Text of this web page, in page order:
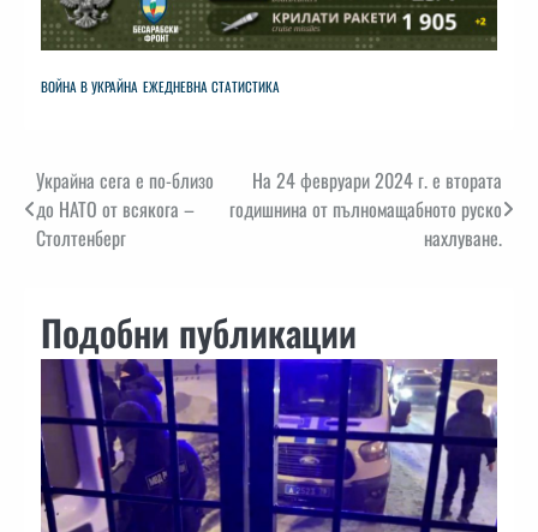
ВОЙНА В УКРАЙНА ЕЖЕДНЕВНА СТАТИСТИКА
Навигация
Украйна сега е по-близо
до НАТО от всякога –
Столтенберг
На 24 февруари 2024 г. е втората
годишнина от пълномащабното руско
нахлуване.
Подобни публикации